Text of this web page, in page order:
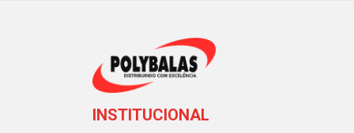
INSTITUCIONAL